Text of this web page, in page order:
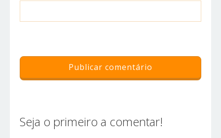
Seja o primeiro a comentar!